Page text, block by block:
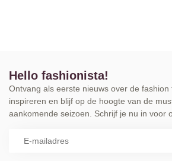
Hello fashionista!
Ontvang als eerste nieuws over de fashion
inspireren en blijf op de hoogte van de
aankomende seizoen. Schrijf je nu in voor